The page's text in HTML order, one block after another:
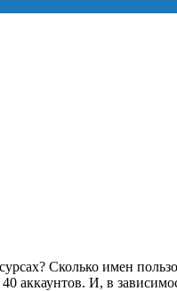
Сколько имен
аккаунтов. И, в